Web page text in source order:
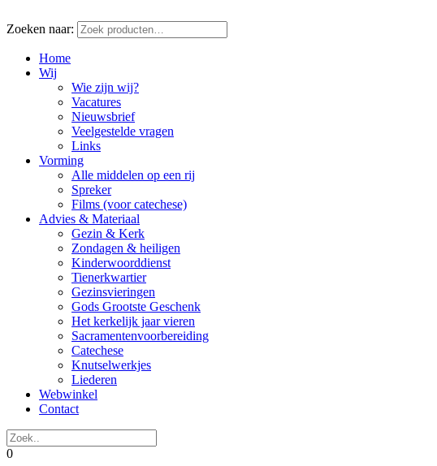
Zoeken naar:
Home
Wij
Wie zijn wij?
Vacatures
Nieuwsbrief
Veelgestelde vragen
Links
Vorming
Alle middelen op een rij
Spreker
Films (voor catechese)
Advies & Materiaal
Gezin & Kerk
Zondagen & heiligen
Kinderwoorddienst
Tienerkwartier
Gezinsvieringen
Gods Grootste Geschenk
Het kerkelijk jaar vieren
Sacramentenvoorbereiding
Catechese
Knutselwerkjes
Liederen
Webwinkel
Contact
0